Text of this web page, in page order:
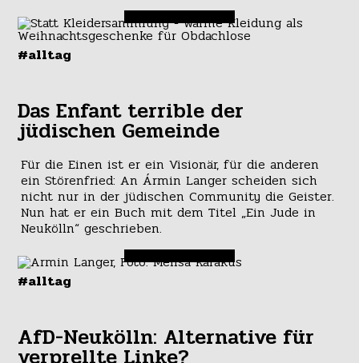
#alltag
Das Enfant terrible der
jüdischen Gemeinde
Für die Einen ist er ein Visionär, für die anderen
ein Störenfried: An Ármin Langer scheiden sich
nicht nur in der jüdischen Community die Geister.
Nun hat er ein Buch mit dem Titel „Ein Jude in
Neukölln“ geschrieben.
#alltag
AfD-Neukölln: Alternative für